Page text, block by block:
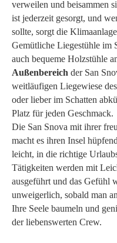
verweilen und beisammen
ist jederzeit gesorgt, und
sollte, sorgt die
Gemütliche Liegestühle im
auch bequeme Holzstühle
Außenbereich der San
weitläufigen Liegewiese
oder lieber im Schatten
Platz für jeden Geschmack.
Die San Snova mit ihrer
macht es ihren Insel
leicht, in die richtige
Tätigkeiten werden mit
ausgeführt und das Gefühl
unweigerlich, sobald man
Ihre Seele baumeln und
der liebenswerten Crew.